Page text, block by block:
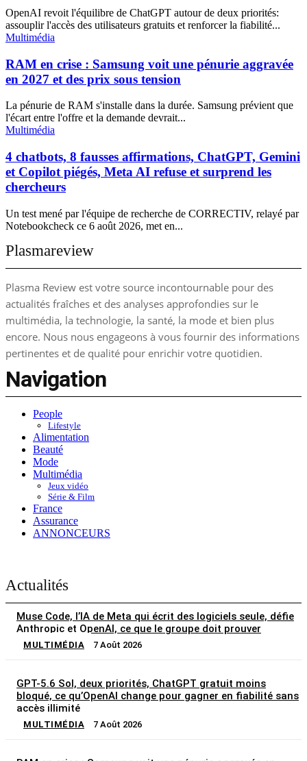
OpenAI revoit l'équilibre de ChatGPT autour de deux priorités:
assouplir l'accès des utilisateurs gratuits et renforcer la fiabilité...
Multimédia
RAM en crise : Samsung voit une pénurie aggravée
en 2027 et des prix sous tension
La pénurie de RAM s'installe dans la durée. Samsung prévient que
l'écart entre l'offre et la demande devrait...
Multimédia
4 chatbots, 8 fausses affirmations, ChatGPT, Gemini
et Copilot piégés, Meta AI refuse et surprend les
chercheurs
Un test mené par l'équipe de recherche de CORRECTIV, relayé par
Notebookcheck ce 6 août 2026, met en...
Plasmareview
Plasma Review est votre source incontournable pour des
actualités fraîches et des analyses approfondies sur le
multimédia, la technologie, la santé, la mode et bien plus
encore. Nous nous engageons à vous fournir des informations
pertinentes et de qualité pour enrichir votre quotidien.
Navigation
People
Lifestyle
Alimentation
Beauté
Mode
Multimédia
Jeux vidéo
Série & Film
France
Assurance
ANNONCEURS
Actualités
Muse Code, l’IA de Meta qui écrit des logiciels seule, défie
Anthropic et OpenAI, ce que le groupe doit prouver
MULTIMÉDIA 7 Août 2026
GPT-5.6 Sol, deux priorités, ChatGPT gratuit moins
bloqué, ce qu’OpenAI change pour gagner en fiabilité sans
accès illimité
MULTIMÉDIA 7 Août 2026